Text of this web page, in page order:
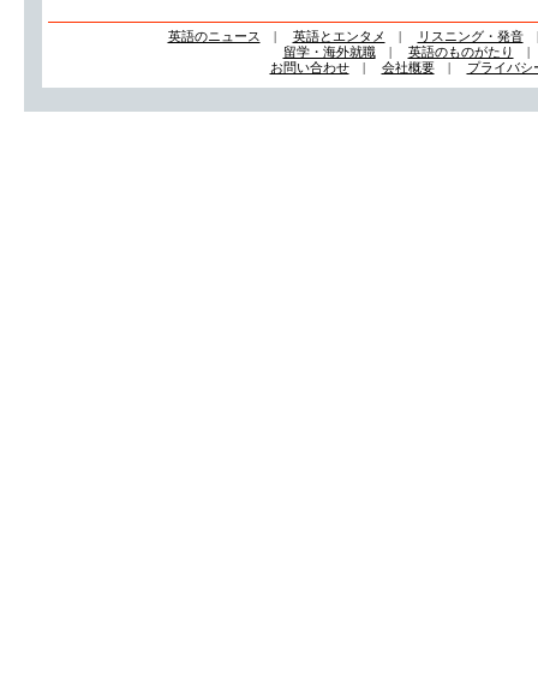
英語のニュース | 英語とエンタメ | リスニング・発音
留学・海外就職| 英語のものがたり
お問い合わせ| 会社概要| プライバシ